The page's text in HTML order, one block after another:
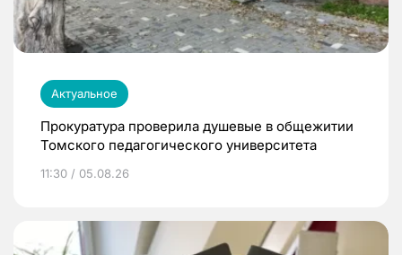
Актуальное
Прокуратура проверила душевые в общежитии
Томского педагогического университета
11:30 / 05.08.26